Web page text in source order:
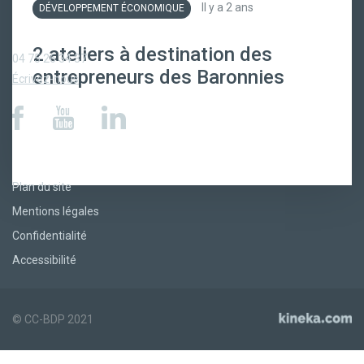
DÉVELOPPEMENT ÉCONOMIQUE Il y a 2 ans
2 ateliers à destination des
entrepreneurs des Baronnies
04 75 26 34 37
Écrivez-nous
Plan du site
Mentions légales
Confidentialité
Accessibilité
© CC-BDP 2021